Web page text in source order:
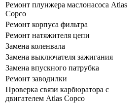
Ремонт плунжера маслонасоса Atlas
Copco
Ремонт корпуса фильтра
Ремонт натяжителя цепи
Замена коленвала
Замена выключателя зажигания
Замена впускного патрубка
Ремонт заводилки
Проверка связи карбюратора с
двигателем Atlas Copco